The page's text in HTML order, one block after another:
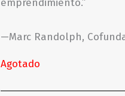
—Marc Randolph,
Agotado